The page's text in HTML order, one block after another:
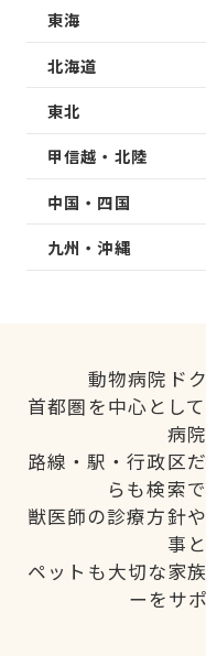
東海
北海道
東北
甲信越・北陸
中国・四国
九州・沖縄
動物病院ド
首都圏を中心とし
病
路線・駅・行政区
らも検索
獣医師の診療方針
事
ペットも大切な家
ーをサ